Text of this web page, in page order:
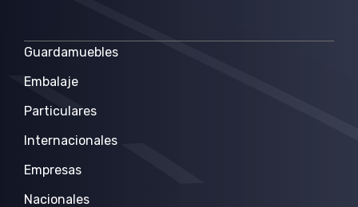
Guardamuebles
Embalaje
Particulares
Internacionales
Empresas
Nacionales